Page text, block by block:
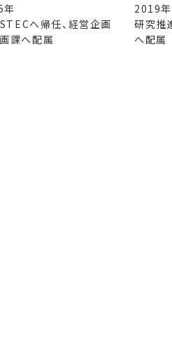
年
へ帰任、経営企画
課へ配属
2019年
研究推
へ配属